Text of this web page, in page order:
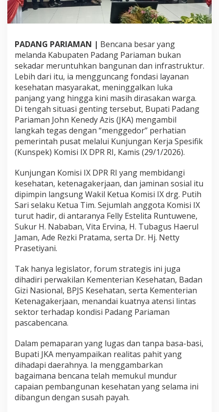
u
m
a
S
a
k
i
J
w
a
,
B
u
p
a
i
J
K
A
A
j
u
k
n
g
g
a
r
a
t
a
t
e
g
i
s
PADANG PARIAMAN | Bencana besar yang
melanda Kabupaten Padang Pariaman bukan
sekadar meruntuhkan bangunan dan infrastruktur.
Lebih dari itu, ia mengguncang fondasi layanan
kesehatan masyarakat, meninggalkan luka
panjang yang hingga kini masih dirasakan warga.
Di tengah situasi genting tersebut, Bupati Padang
Pariaman John Kenedy Azis (JKA) mengambil
langkah tegas dengan “menggedor” perhatian
pemerintah pusat melalui Kunjungan Kerja Spesifik
(Kunspek) Komisi IX DPR RI, Kamis (29/1/2026).
Kunjungan Komisi IX DPR RI yang membidangi
kesehatan, ketenagakerjaan, dan jaminan sosial itu
dipimpin langsung Wakil Ketua Komisi IX drg. Putih
Sari selaku Ketua Tim. Sejumlah anggota Komisi IX
turut hadir, di antaranya Felly Estelita Runtuwene,
Sukur H. Nababan, Vita Ervina, H. Tubagus Haerul
Jaman, Ade Rezki Pratama, serta Dr. Hj. Netty
Prasetiyani.
Tak hanya legislator, forum strategis ini juga
dihadiri perwakilan Kementerian Kesehatan, Badan
Gizi Nasional, BPJS Kesehatan, serta Kementerian
Ketenagakerjaan, menandai kuatnya atensi lintas
sektor terhadap kondisi Padang Pariaman
pascabencana.
Dalam pemaparan yang lugas dan tanpa basa-basi,
Bupati JKA menyampaikan realitas pahit yang
dihadapi daerahnya. Ia menggambarkan
bagaimana bencana telah memukul mundur
capaian pembangunan kesehatan yang selama ini
dibangun dengan susah payah.